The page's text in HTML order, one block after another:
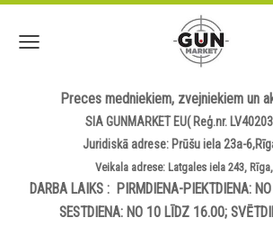
Preces medniekiem, zvejniekiem un
SIA GUNMARKET EU( Reģ.nr.
Juridiskā adrese: Prūšu iela 23a-
Veikala adrese: Latgales iela 243,
DARBA LAIKS : PIRMDIENA-PIEKTDIENA:
SESTDIENA: NO 10 LĪDZ 16.00;